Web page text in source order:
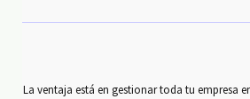
La ventaja está en gestionar toda tu empresa